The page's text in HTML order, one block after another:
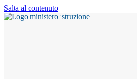
Salta al contenuto